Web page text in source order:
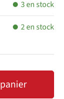
3 en stock
2 en stock